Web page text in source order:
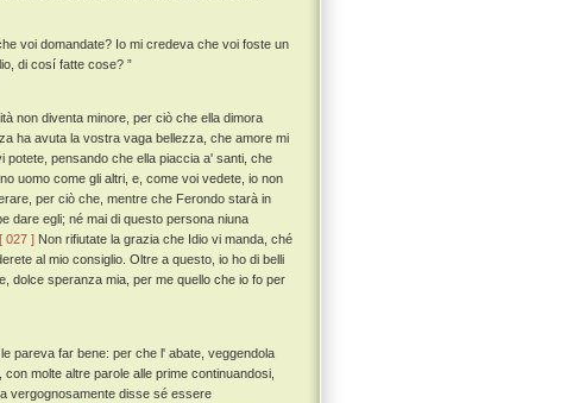
voi domandate? Io mi credeva che voi foste un
di cosí fatte cose? ”
non diventa minore, per ciò che ella dimora
ha avuta la vostra vaga bellezza, che amore mi
pensando che ella piaccia a' santi, che
uomo come gli altri, e, come voi vedete, io non
per ciò che, mentre che Ferondo starà in
dare egli; né mai di questo persona niuna
[ 027 ] Non rifiutate la grazia che Idio vi manda, ché
al mio consiglio. Oltre a questo, io ho di belli
dolce speranza mia, per me quello che io fo per
pareva far bene: per che l' abate, veggendola
molte altre parole alle prime continuandosi,
vergognosamente disse sé essere